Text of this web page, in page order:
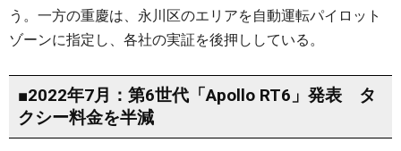
う。一方の重慶は、永川区のエリアを自動運転パイロット
ゾーンに指定し、各社の実証を後押ししている。
■2022年7月：第6世代「Apollo RT6」発表 タ
クシー料金を半減